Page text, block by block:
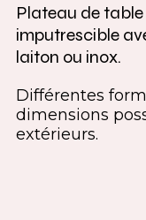
Plateau de
imputrescible
laiton ou inox.
Différentes
dimensions
extérieurs.